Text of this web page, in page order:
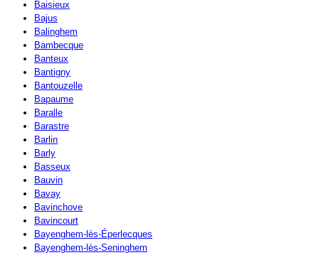
Baisieux
Bajus
Balinghem
Bambecque
Banteux
Bantigny
Bantouzelle
Bapaume
Baralle
Barastre
Barlin
Barly
Basseux
Bauvin
Bavay
Bavinchove
Bavincourt
Bayenghem-lès-Éperlecques
Bayenghem-lès-Seninghem